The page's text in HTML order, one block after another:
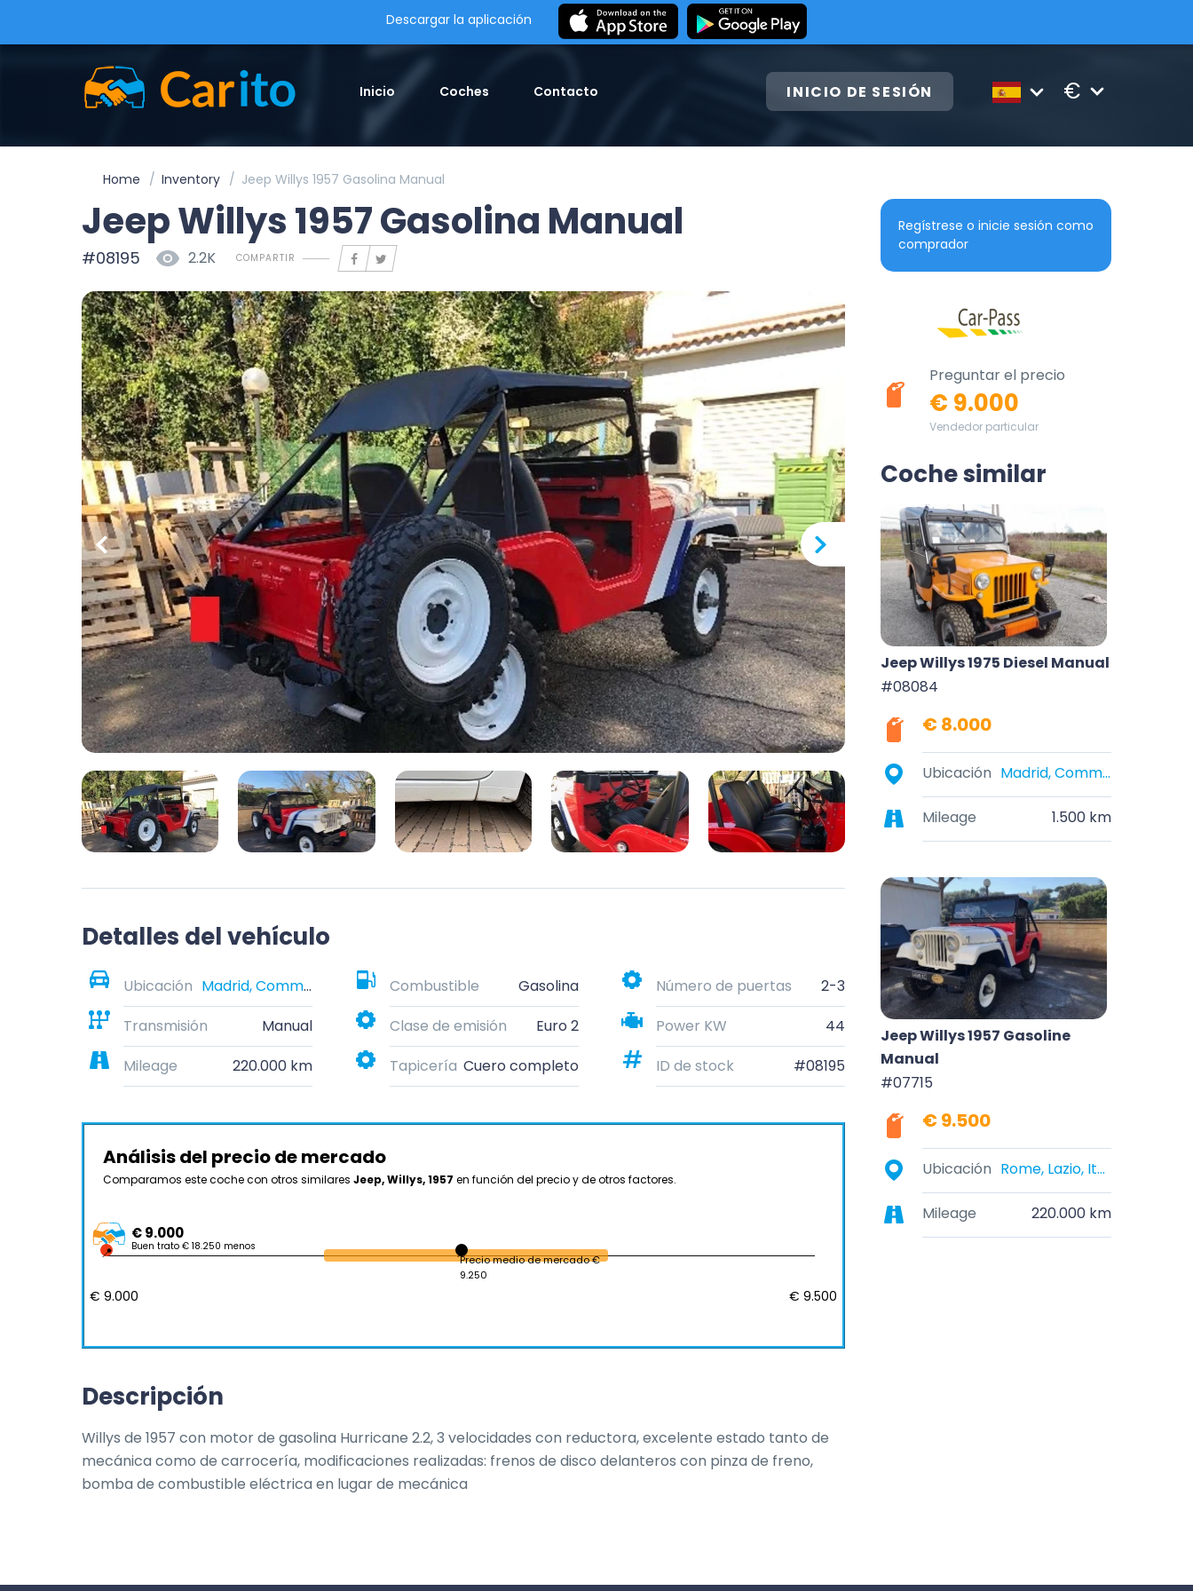
Descargar la aplicación
Inicio Coches Contacto INICIO DE SESIÓN €
Home Inventory Jeep Willys 1957 Gasolina Manual
Jeep Willys 1957 Gasolina Manual
#08195 2.2K COMPARTIR
Detalles del vehículo
Ubicación Madrid, Community of Madrid, Spain Combustible Gasolina Número de puertas
2-3
Transmisión
Manual Clase de emisión Euro 2 Power KW
44
Mileage
220.000 km Tapicería Cuero completo ID de stock #08195
Análisis del precio de mercado
Comparamos este coche con otros similares Jeep, Willys, 1957 en función del precio y de otros factores.
€ 9.000
Buen trato € 18.250 menos
Precio medio de mercado €
9.250
€ 9.000 € 9.500
Descripción
Willys de 1957 con motor de gasolina Hurricane 2.2, 3 velocidades con reductora, excelente estado tanto de
mecánica como de carrocería, modificaciones realizadas: frenos de disco delanteros con pinza de freno,
bomba de combustible eléctrica en lugar de mecánica
Regístrese o inicie sesión como
comprador
Preguntar el precio
€ 9.000
Vendedor particular
Coche similar
Jeep Willys 1975 Diesel Manual
#08084
€ 8.000
Ubicación Madrid, Community of Madrid, Spain
Mileage 1.500 km
Jeep Willys 1957 Gasoline
Manual
#07715
€ 9.500
Ubicación Rome, Lazio, Italy
Mileage 220.000 km